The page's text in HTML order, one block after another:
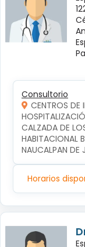
Consultorio
CENTROS DE
CALZADA DE
HABITACIONAL
NAUCALPAN DE
Horarios